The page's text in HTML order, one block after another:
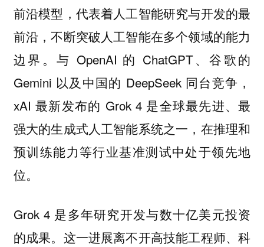
前沿模型，代表着人工智能研究与开发的最
前沿，不断突破人工智能在多个领域的能力
边界。与 OpenAI 的 ChatGPT、谷歌的
Gemini 以及中国的 DeepSeek 同台竞争，
xAI 最新发布的 Grok 4 是全球最先进、最
强大的生成式人工智能系统之一，在推理和
预训练能力等行业基准测试中处于领先地
位。
Grok 4 是多年研究开发与数十亿美元投资
的成果。这一进展离不开高技能工程师、科